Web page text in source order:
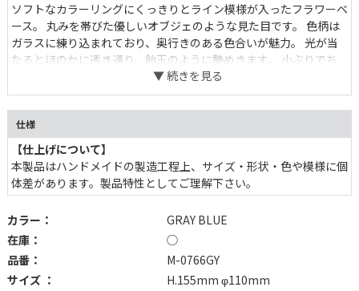
ソフトなカラーリングにくっきりとライン模様が入ったフラワーベ
ース。 丸みを帯びた優しいオブジェのような見た目です。 色柄は
ガラスに練り込まれており、奥行きのある色合いが魅力。 光が当
たるとほのかに透き通り、飴玉のように艶めきます。 小ぶりでち
ょっとしたスペースに置きやすく、インテリアとしてずっと飾って
おきたい花瓶です。
仕様
【仕上げについて】
本製品はハンドメイドの製造工程上、サイズ・形状・色や模様に個
体差があります。製品特性としてご理解下さい。
カラー：
GRAY BLUE
在庫：
◯
品番：
M-0766GY
サイズ ：
H.155mm φ110mm